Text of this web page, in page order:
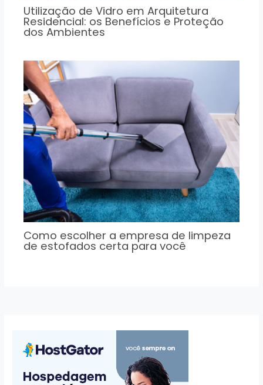
Utilização de Vidro em Arquitetura
Residencial: os Benefícios e Proteção
dos Ambientes
Como escolher a empresa de limpeza
de estofados certa para você